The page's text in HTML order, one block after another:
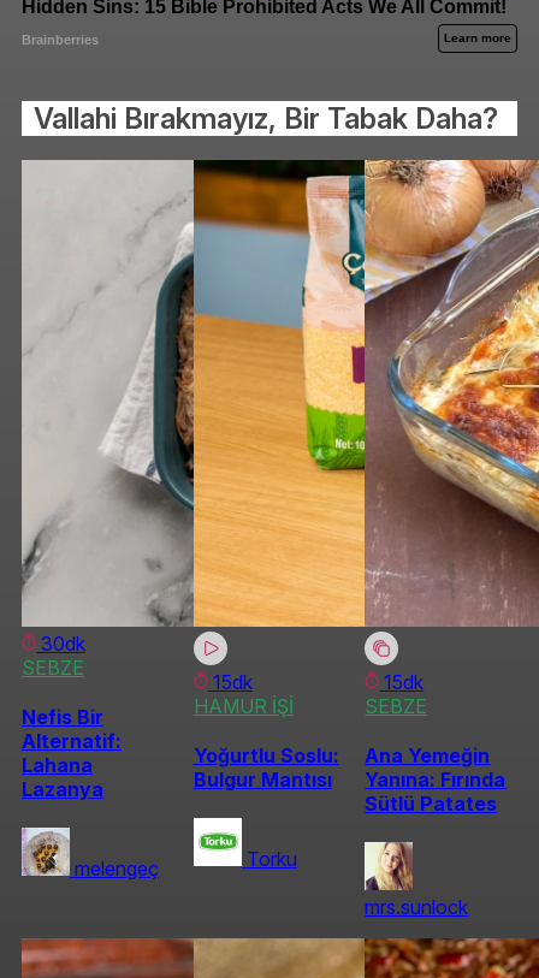
Vallahi Bırakmayız, Bir Tabak Daha?
30dk
SEBZE
Nefis Bir
Alternatif:
Lahana
Lazanya
melengeç
15dk
HAMUR İŞİ
Yoğurtlu Soslu:
Bulgur Mantısı
Torku
15dk
SEBZE
Ana Yemeğin
Yanına: Fırında
Sütlü Patates
mrs.sunlock